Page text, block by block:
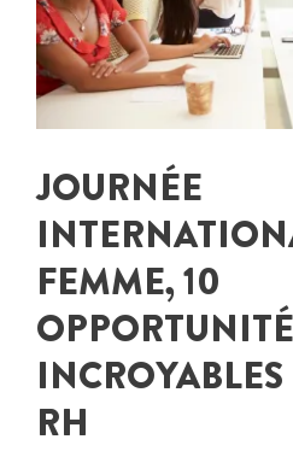
JOURNÉE
FEMME, 10
RH